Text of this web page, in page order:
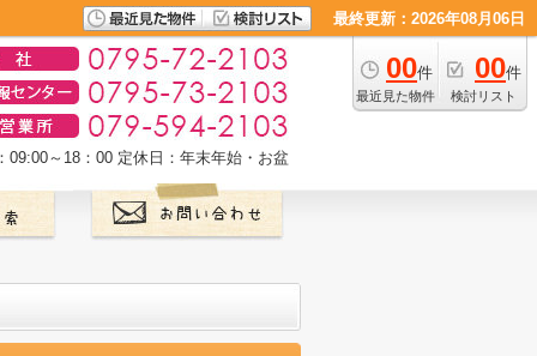
最終更新：2026年08月06日
00件
最近見た物件
00件
検討リスト
09:00～18：00 定休日：年末年始・お盆